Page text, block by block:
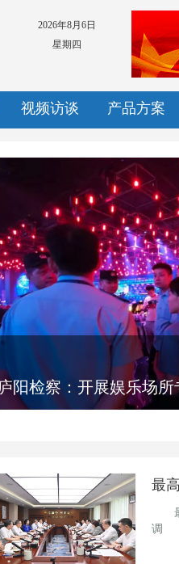
2026年8月6日
星期四
视频访谈 产品方案
无为市检察院：创新数
矫...
最
最
调